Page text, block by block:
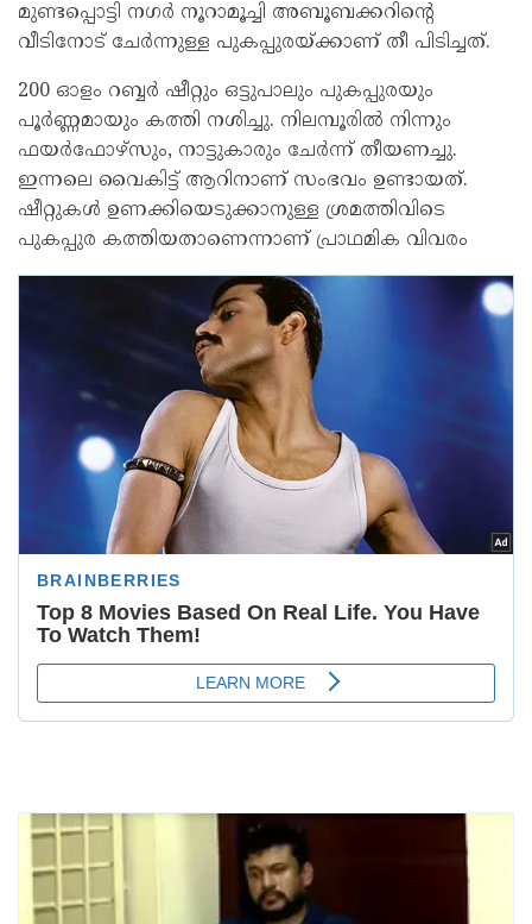
മുണ്ടപ്പൊട്ടി നഗർ നൂറാമൂച്ചി അബൂബക്കറിൻ്റെ
വീടിനോട് ചേർന്നുള്ള പുകപ്പുരയ്ക്കാണ് തീ പിടിച്ചത്.
200 ഓളം റബ്ബർ ഷീറ്റും ഒട്ടുപാലും പുകപ്പുരയും
പൂർണ്ണമായും കത്തി നശിച്ചു. നിലമ്പൂരിൽ നിന്നും
ഫയർഫോഴ്സും, നാട്ടുകാരും ചേർന്ന് തീയണച്ചു.
ഇന്നലെ വൈകിട്ട് ആറിനാണ് സംഭവം ഉണ്ടായത്.
ഷീറ്റുകൾ ഉണക്കിയെടുക്കാനുള്ള ശ്രമത്തിവിടെ
പുകപ്പുര കത്തിയതാണെന്നാണ് പ്രാഥമിക വിവരം